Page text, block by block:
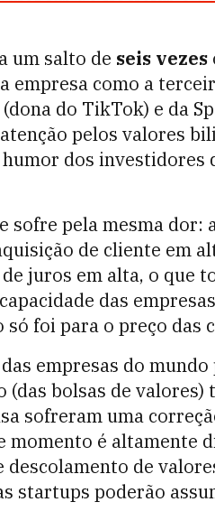
um salto de seis vezes
empresa como a
do TikTok) e da
pelos valores
dos investidores
sofre pela mesma dor:
de cliente em
juros em alta, o que
das
só foi para o preço das
empresas do
bolsas de valores)
sofreram uma
momento é altamente
descolamento de
startups poderão